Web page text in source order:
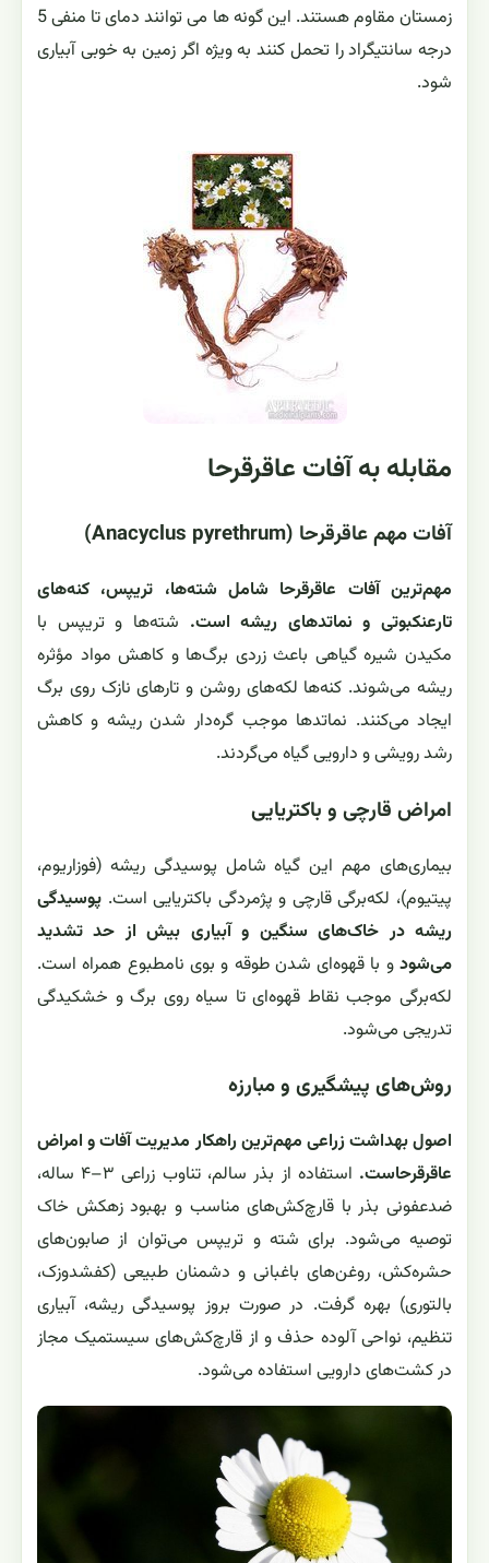
زمستان مقاوم هستند. این گونه ها می توانند دمای تا منفی 5
درجه سانتیگراد را تحمل کنند به ویژه اگر زمین به خوبی آبیاری
شود.
مقابله به آفات عاقرقرحا
آفات مهم عاقرقرحا (Anacyclus pyrethrum)
مهم‌ترین آفات عاقرقرحا شامل شته‌ها، تریپس، کنه‌های
تارعنکبوتی و نماتدهای ریشه است. شته‌ها و تریپس با
مکیدن شیره گیاهی باعث زردی برگ‌ها و کاهش مواد مؤثره
ریشه می‌شوند. کنه‌ها لکه‌های روشن و تارهای نازک روی برگ
ایجاد می‌کنند. نماتدها موجب گره‌دار شدن ریشه و کاهش
رشد رویشی و دارویی گیاه می‌گردند.
امراض قارچی و باکتریایی
بیماری‌های مهم این گیاه شامل پوسیدگی ریشه (فوزاریوم،
پیتیوم)، لکه‌برگی قارچی و پژمردگی باکتریایی است.پوسیدگی
ریشه در خاک‌های سنگین و آبیاری بیش از حد تشدید
می‌شودو با قهوه‌ای شدن طوقه و بوی نامطبوع همراه است.
لکه‌برگی موجب نقاط قهوه‌ای تا سیاه روی برگ و خشکیدگی
تدریجی می‌شود.
روش‌های پیشگیری و مبارزه
اصول بهداشت زراعی مهم‌ترین راهکار مدیریت آفات و امراض
عاقرقرحاست.
استفاده از بذر سالم، تناوب زراعی ۳–۴ ساله،
ضدعفونی بذر با قارچ‌کش‌های مناسب و بهبود زهکش خاک
توصیه می‌شود. برای شته و تریپس می‌توان از صابون‌های
حشره‌کش، روغن‌های باغبانی و دشمنان طبیعی (کفشدوزک،
بالتوری) بهره گرفت. در صورت بروز پوسیدگی ریشه، آبیاری
تنظیم، نواحی آلوده حذف و از قارچ‌کش‌های سیستمیک مجاز
در کشت‌های دارویی استفاده می‌شود.